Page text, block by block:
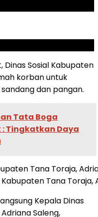
Sosial Kabupaten
korban untuk
dan pangan.
Tata Boga
Tingkatkan Daya
Kabupaten Tana
Kepala Dinas
Saleng,